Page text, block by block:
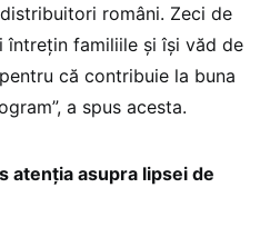
români. Zeci de
întrețin familiile și își văd de
că contribuie la buna
a spus acesta.
atenția asupra lipsei de